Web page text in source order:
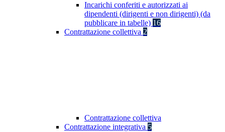
Incarichi conferiti e autorizzati ai
dipendenti (dirigenti e non dirigenti) (da
pubblicare in tabelle) 16
Contrattazione collettiva 2
Contrattazione collettiva
Contrattazione integrativa 5